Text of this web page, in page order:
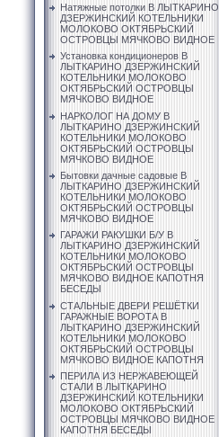
Натяжные потолки В ЛЫТКАРИНО
ДЗЕРЖИНСКИЙ КОТЕЛЬНИКИ
МОЛОКОВО ОКТЯБРЬСКИЙ
ОСТРОВЦЫ МЯЧКОВО ВИДНОЕ
Установка кондиционеров В
ЛЫТКАРИНО ДЗЕРЖИНСКИЙ
КОТЕЛЬНИКИ МОЛОКОВО
ОКТЯБРЬСКИЙ ОСТРОВЦЫ
МЯЧКОВО ВИДНОЕ
НАРКОЛОГ НА ДОМУ В
ЛЫТКАРИНО ДЗЕРЖИНСКИЙ
КОТЕЛЬНИКИ МОЛОКОВО
ОКТЯБРЬСКИЙ ОСТРОВЦЫ
МЯЧКОВО ВИДНОЕ
Бытовки дачные садовые В
ЛЫТКАРИНО ДЗЕРЖИНСКИЙ
КОТЕЛЬНИКИ МОЛОКОВО
ОКТЯБРЬСКИЙ ОСТРОВЦЫ
МЯЧКОВО ВИДНОЕ
ГАРАЖИ РАКУШКИ Б/У В
ЛЫТКАРИНО ДЗЕРЖИНСКИЙ
КОТЕЛЬНИКИ МОЛОКОВО
ОКТЯБРЬСКИЙ ОСТРОВЦЫ
МЯЧКОВО ВИДНОЕ КАПОТНЯ
БЕСЕДЫ
СТАЛЬНЫЕ ДВЕРИ РЕШЁТКИ
ГАРАЖНЫЕ ВОРОТА В
ЛЫТКАРИНО ДЗЕРЖИНСКИЙ
КОТЕЛЬНИКИ МОЛОКОВО
ОКТЯБРЬСКИЙ ОСТРОВЦЫ
МЯЧКОВО ВИДНОЕ КАПОТНЯ
ПЕРИЛА ИЗ НЕРЖАВЕЮЩЕЙ
СТАЛИ В ЛЫТКАРИНО
ДЗЕРЖИНСКИЙ КОТЕЛЬНИКИ
МОЛОКОВО ОКТЯБРЬСКИЙ
ОСТРОВЦЫ МЯЧКОВО ВИДНОЕ
КАПОТНЯ БЕСЕДЫ